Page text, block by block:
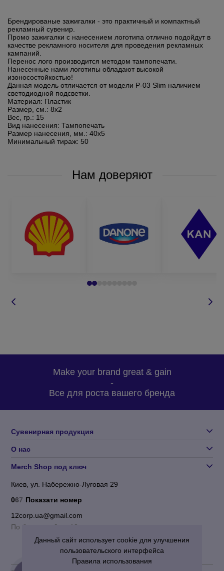
Брендированые зажигалки - это практичный и компактный
рекламный сувенир.
Промо зажигалки с нанесением логотипа отлично подойдут в
качестве рекламного носителя для проведения рекламных
кампаний.
Перенос лого производится методом тампопечати.
Нанесенные нами логотипы обладают высокой
изоносостойкостью!
Данная модель отличается от модели P-03 Slim наличием
светодиодной подсветки.
Материал: Пластик
Размер, см.: 8x2
Вес, гр.: 15
Вид нанесения: Тампопечать
Размер нанесения, мм.: 40х5
Минимальный тираж: 50
Нам доверяют
Make your brand great & gain
-
Все для роста вашего бренда
Сувенирная продукция
О нас
Merch Shop под ключ
Киев, ул. Набережно-Луговая 29
067 Показати номер
12corp.ua@gmail.com
По будням с 9 до 18
Данный сайт использует cookie для улучшения
пользовательского интерфейса
Правила использования